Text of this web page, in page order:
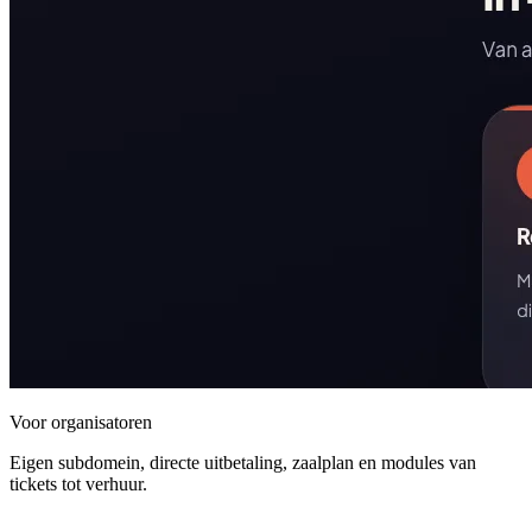
Voor organisatoren
Eigen subdomein, directe uitbetaling, zaalplan en modules van
tickets tot verhuur.